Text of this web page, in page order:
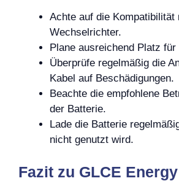
Achte auf die Kompatibilität
Wechselrichter.
Plane ausreichend Platz
Überprüfe regelmäßig die
Kabel auf Beschädigungen.
Beachte die empfohlene
der Batterie.
Lade die Batterie
nicht genutzt wird.
Fazit zu GLCE